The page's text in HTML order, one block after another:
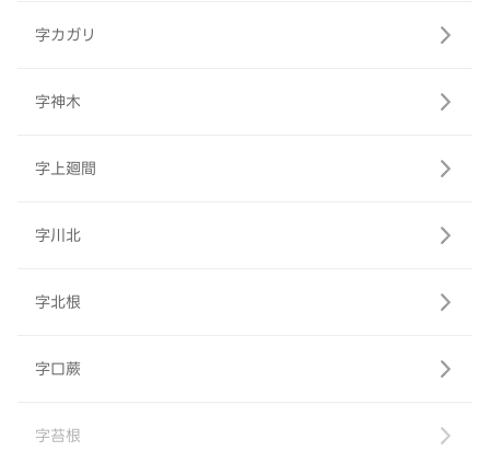
字カガリ
字神木
字上廻間
字川北
字北根
字口蕨
字苔根